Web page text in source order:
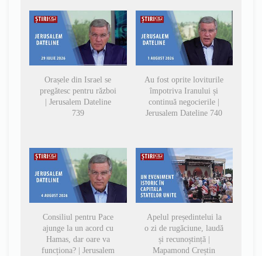
Orașele din Israel se
pregătesc pentru război
| Jerusalem Dateline
739
Au fost oprite loviturile
împotriva Iranului și
continuă negocierile |
Jerusalem Dateline 740
Consiliul pentru Pace
ajunge la un acord cu
Hamas, dar oare va
funcționa? | Jerusalem
Apelul președintelui la
o zi de rugăciune, laudă
și recunoștință |
Mapamond Creștin